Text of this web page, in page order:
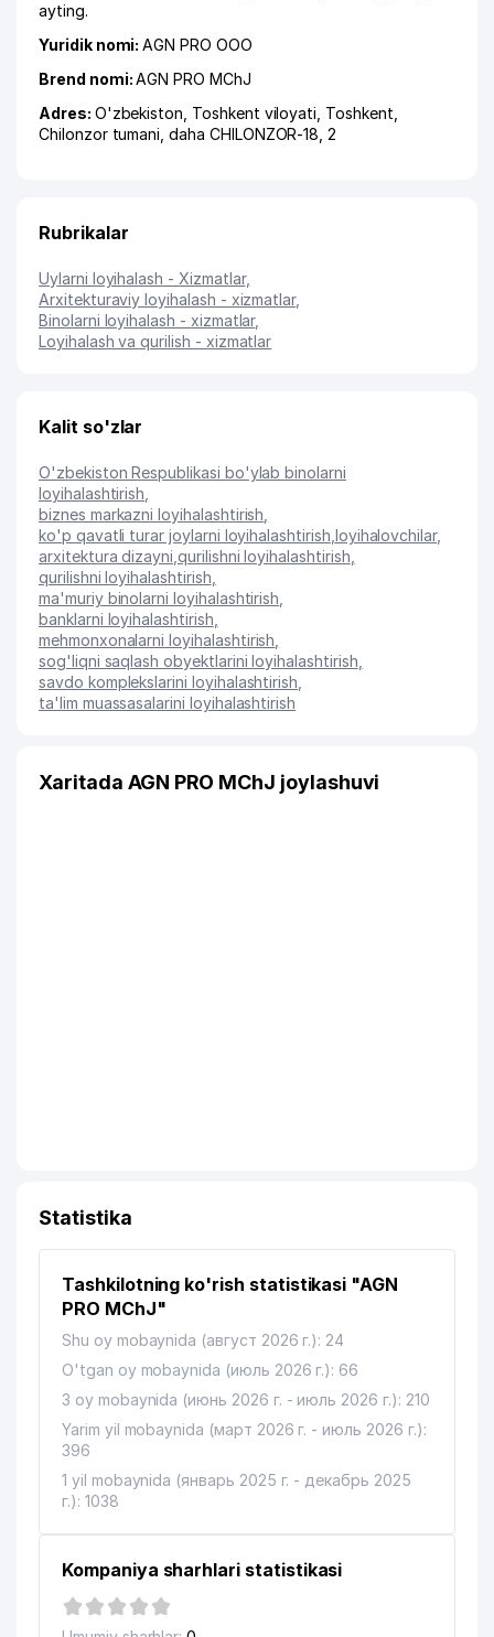
ayting.
Yuridik nomi:AGN PRO ООО
Brend nomi:AGN PRO MChJ
Adres: O'zbekiston, Toshkent viloyati Toshkent
Chilonzor tumani ,daha CHILONZOR-18 , 2
Rubrikalar
Uylarni loyihalash - Xizmatlar,
Arxitekturaviy loyihalash - xizmatlar,
Binolarni loyihalash - xizmatlar,
Loyihalash va qurilish - xizmatlar
Kalit so'zlar
O'zbekiston Respublikasi bo'ylab binolarni
loyihalashtirish
biznes markazni loyihalashtirish
ko'p qavatli turar joylarni loyihalashtirish loyihalovchilar,
arxitektura dizayni ,qurilishni loyihalashtirish
qurilishni loyihalashtirish
ma'muriy binolarni loyihalashtirish
banklarni loyihalashtirish
mehmonxonalarni loyihalashtirish
sog'liqni saqlash obyektlarini loyihalashtirish
savdo komplekslarini loyihalashtirish
ta'lim muassasalarini loyihalashtirish
Xaritada AGN PRO MChJ joylashuvi
Statistika
Tashkilotning ko'rish statistikasi "AGN
PRO MChJ"
Shu oy mobaynida (август 2026 г.): 24
O'tgan oy mobaynida (июль 2026 г.): 66
3 oy mobaynida (июнь 2026 г. - июль 2026 г.): 210
Yarim yil mobaynida (март 2026 г. - июль 2026 г.):
396
1 yil mobaynida (январь 2025 г. - декабрь 2025
г.): 1038
Kompaniya sharhlari statistikasi